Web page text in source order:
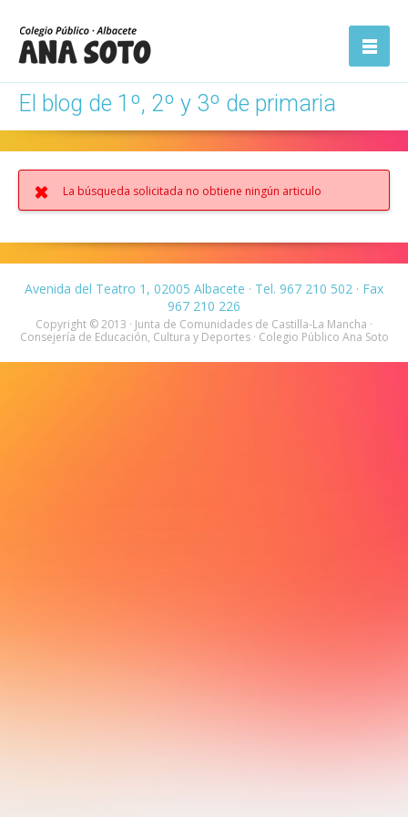
navegación
El blog de 1º, 2º y 3º de primaria
La búsqueda solicitada no obtiene ningún articulo
Avenida del Teatro 1, 02005 Albacete · Tel. 967 210 502 · Fax
967 210 226
Copyright © 2013 · Junta de Comunidades de Castilla-La Mancha ·
Consejería de Educación, Cultura y Deportes · Colegio Público Ana Soto